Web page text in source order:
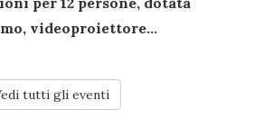
, videoproiettore...
tutti gli eventi